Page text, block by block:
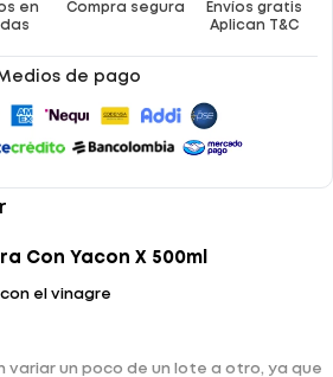
en
Compra segura
Envíos gratis
Aplican T&C
de pago
Con Yacon X 500ml
el vinagre
variar un poco de un lote a otro, ya que